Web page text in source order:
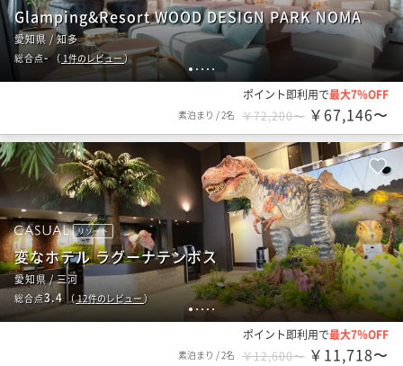
1 2 3 4 5
Glamping&Resort WOOD DESIGN PARK NOMA
愛知県 / 知多
総合点-（ 1件のレビュー）
ポイント即利用で最大7％OFF
素泊まり /2名 ￥72,200〜 ￥67,146〜
1 2 345
リゾート
変なホテル ラグーナテンボス
愛知県 / 三河
総合点3.4（12件のレビュー）
ポイント即利用で最大7％OFF
素泊まり /2名 ￥12,600〜 ￥11,718〜